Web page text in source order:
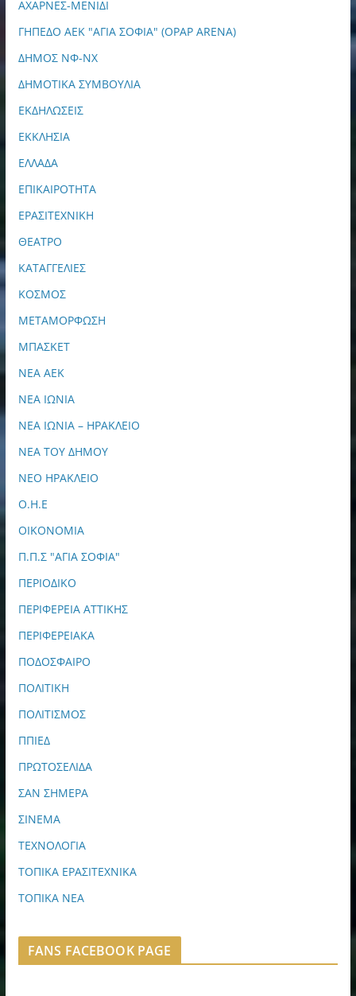
ΑΧΑΡΝΕΣ-ΜΕΝΙΔΙ
ΓΗΠΕΔΟ ΑΕΚ "ΑΓΙΑ ΣΟΦΙΑ" (OPAP ARENA)
ΔΗΜΟΣ ΝΦ-ΝΧ
ΔΗΜΟΤΙΚΑ ΣΥΜΒΟΥΛΙΑ
ΕΚΔΗΛΩΣΕΙΣ
ΕΚΚΛΗΣΙΑ
ΕΛΛΑΔΑ
ΕΠΙΚΑΙΡΟΤΗΤΑ
ΕΡΑΣΙΤΕΧΝΙΚΗ
ΘΕΑΤΡΟ
ΚΑΤΑΓΓΕΛΙΕΣ
ΚΟΣΜΟΣ
ΜΕΤΑΜΟΡΦΩΣΗ
ΜΠΑΣΚΕΤ
ΝΕΑ ΑΕΚ
ΝΕΑ ΙΩΝΙΑ
ΝΕΑ ΙΩΝΙΑ – ΗΡΑΚΛΕΙΟ
ΝΕΑ ΤΟΥ ΔΗΜΟΥ
ΝΕΟ ΗΡΑΚΛΕΙΟ
Ο.Η.Ε
ΟΙΚΟΝΟΜΙΑ
Π.Π.Σ "ΑΓΙΑ ΣΟΦΙΑ"
ΠΕΡΙΟΔΙΚΟ
ΠΕΡΙΦΕΡΕΙΑ ΑΤΤΙΚΗΣ
ΠΕΡΙΦΕΡΕΙΑΚΑ
ΠΟΔΟΣΦΑΙΡΟ
ΠΟΛΙΤΙΚΗ
ΠΟΛΙΤΙΣΜΟΣ
ΠΠΙΕΔ
ΠΡΩΤΟΣΕΛΙΔΑ
ΣΑΝ ΣΗΜΕΡΑ
ΣΙΝΕΜΑ
ΤΕΧΝΟΛΟΓΙΑ
ΤΟΠΙΚΑ ΕΡΑΣΙΤΕΧΝΙΚΑ
ΤΟΠΙΚΑ ΝΕΑ
FANS FACEBOOK PAGE